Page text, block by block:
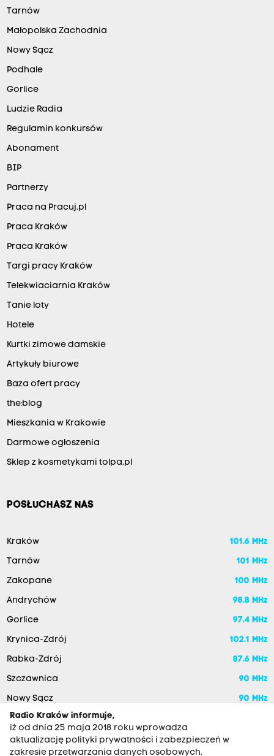
Tarnów
Małopolska Zachodnia
Nowy Sącz
Podhale
Gorlice
Ludzie Radia
Regulamin konkursów
Abonament
BIP
Partnerzy
Praca na Pracuj.pl
Praca Kraków
Praca Kraków
Targi pracy Kraków
Telekwiaciarnia Kraków
Tanie loty
Hotele
Kurtki zimowe damskie
Artykuły biurowe
Baza ofert pracy
the:blog
Mieszkania w Krakowie
Darmowe ogłoszenia
Sklep z kosmetykami tolpa.pl
POSŁUCHASZ NAS
Kraków 101.6 MHz
Tarnów 101 MHz
Zakopane 100 MHz
Andrychów 98.8 MHz
Gorlice 97.4 MHz
Krynica-Zdrój 102.1 MHz
Rabka-Zdrój 87.6 MHz
Szczawnica 90 MHz
Nowy Sącz
90 MHz
Radio Kraków informuje,
iż od dnia 25 maja 2018 roku wprowadza
aktualizację polityki prywatności i zabezpieczeń w
zakresie przetwarzania danych osobowych.